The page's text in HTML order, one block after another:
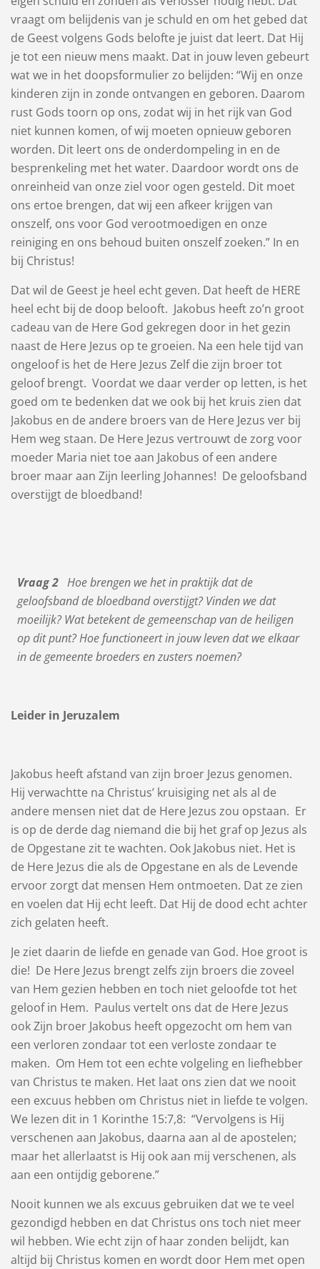
vraagt om belijdenis van je schuld en om het gebed dat
de Geest volgens Gods belofte je juist dat leert. Dat Hij
je tot een nieuw mens maakt. Dat in jouw leven gebeurt
wat we in het doopsformulier zo belijden: “Wij en onze
kinderen zijn in zonde ontvangen en geboren. Daarom
rust Gods toorn op ons, zodat wij in het rijk van God
niet kunnen komen, of wij moeten opnieuw geboren
worden. Dit leert ons de onderdompeling in en de
besprenkeling met het water. Daardoor wordt ons de
onreinheid van onze ziel voor ogen gesteld. Dit moet
ons ertoe brengen, dat wij een afkeer krijgen van
onszelf, ons voor God verootmoedigen en onze
reiniging en ons behoud buiten onszelf zoeken.” In en
bij Christus!
Dat wil de Geest je heel echt geven. Dat heeft de HERE
heel echt bij de doop belooft. Jakobus heeft zo’n groot
cadeau van de Here God gekregen door in het gezin
naast de Here Jezus op te groeien. Na een hele tijd van
ongeloof is het de Here Jezus Zelf die zijn broer tot
geloof brengt. Voordat we daar verder op letten, is het
goed om te bedenken dat we ook bij het kruis zien dat
Jakobus en de andere broers van de Here Jezus ver bij
Hem weg staan. De Here Jezus vertrouwt de zorg voor
moeder Maria niet toe aan Jakobus of een andere
broer maar aan Zijn leerling Johannes! De geloofsband
overstijgt de bloedband!
Vraag 2Hoe brengen we het in praktijk dat de
geloofsband de bloedband overstijgt? Vinden we dat
moeilijk? Wat betekent de gemeenschap van de heiligen
op dit punt? Hoe functioneert in jouw leven dat we elkaar
in de gemeente broeders en zusters noemen?
Leider in Jeruzalem
Jakobus heeft afstand van zijn broer Jezus genomen.
Hij verwachtte na Christus’ kruisiging net als al de
andere mensen niet dat de Here Jezus zou opstaan. Er
is op de derde dag niemand die bij het graf op Jezus als
de Opgestane zit te wachten. Ook Jakobus niet. Het is
de Here Jezus die als de Opgestane en als de Levende
ervoor zorgt dat mensen Hem ontmoeten. Dat ze zien
en voelen dat Hij echt leeft. Dat Hij de dood echt achter
zich gelaten heeft.
Je ziet daarin de liefde en genade van God. Hoe groot is
die! De Here Jezus brengt zelfs zijn broers die zoveel
van Hem gezien hebben en toch niet geloofde tot het
geloof in Hem. Paulus vertelt ons dat de Here Jezus
ook Zijn broer Jakobus heeft opgezocht om hem van
een verloren zondaar tot een verloste zondaar te
maken. Om Hem tot een echte volgeling en liefhebber
van Christus te maken. Het laat ons zien dat we nooit
een excuus hebben om Christus niet in liefde te volgen.
We lezen dit in 1 Korinthe 15:7,8: “Vervolgens is Hij
verschenen aan Jakobus, daarna aan al de apostelen;
maar het allerlaatst is Hij ook aan mij verschenen, als
aan een ontijdig geborene.”
Nooit kunnen we als excuus gebruiken dat we te veel
gezondigd hebben en dat Christus ons toch niet meer
wil hebben. Wie echt zijn of haar zonden belijdt, kan
altijd bij Christus komen en wordt door Hem met open